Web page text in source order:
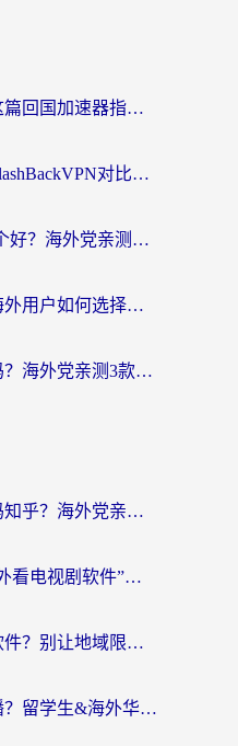
美国看世界杯总卡？这篇回国加速器指南帮你无缝刷国内资源（附苹果手机VPN设置步骤）
穿梭VPN好用吗？和FlashBackVPN对比哪个回国效果更好？
Quickback和小黑牛哪个好？海外党亲测指南，选对回国加速器秒回国内
迅游和银河好用吗？海外用户如何选择回国加速器实现无缝访问国内资源
穿梭和奇游手游好用吗？海外党亲测3款回国加速器，附蜜蜂加速器七天试用攻略
国外可以看央视影音吗知乎？海外党亲测有效的回国加速方案
海外党必看：选对“海外看电视剧软件”，再也不用愁国内剧刷不了
国外如何听国内音乐软件？别让地域限制，断了你的中文歌单
海外哪里能看奥运直播？留学生&海外华人必看的体育赛事观赛终极指南